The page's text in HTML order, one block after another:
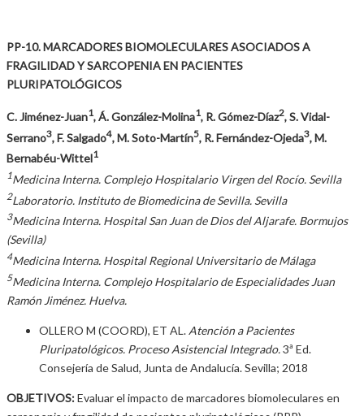
PP-10. MARCADORES BIOMOLECULARES ASOCIADOS A
FRAGILIDAD Y SARCOPENIA EN PACIENTES
PLURIPATOLÓGICOS
C. Jiménez-Juan1, Á. González-Molina1, R. Gómez-Díaz2, S. Vidal-
Serrano3, F. Salgado4, M. Soto-Martín5, R. Fernández-Ojeda3, M.
Bernabéu-Wittel1
1Medicina Interna. Complejo Hospitalario Virgen del Rocío. Sevilla
2Laboratorio. Instituto de Biomedicina de Sevilla. Sevilla
3Medicina Interna. Hospital San Juan de Dios del Aljarafe. Bormujos
(Sevilla)
4Medicina Interna. Hospital Regional Universitario de Málaga
5Medicina Interna. Complejo Hospitalario de Especialidades Juan
Ramón Jiménez. Huelva.
OLLERO M (COORD), ET AL. Atención a Pacientes
Pluripatológicos. Proceso Asistencial Integrado.3ª Ed.
Consejería de Salud, Junta de Andalucía. Sevilla; 2018
OBJETIVOS:Evaluar el impacto de marcadores biomoleculares en